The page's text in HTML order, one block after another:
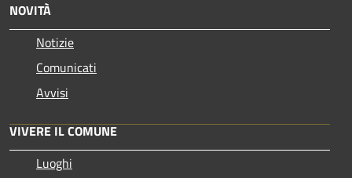
NOVITÀ
Notizie
Comunicati
Avvisi
VIVERE IL COMUNE
Luoghi